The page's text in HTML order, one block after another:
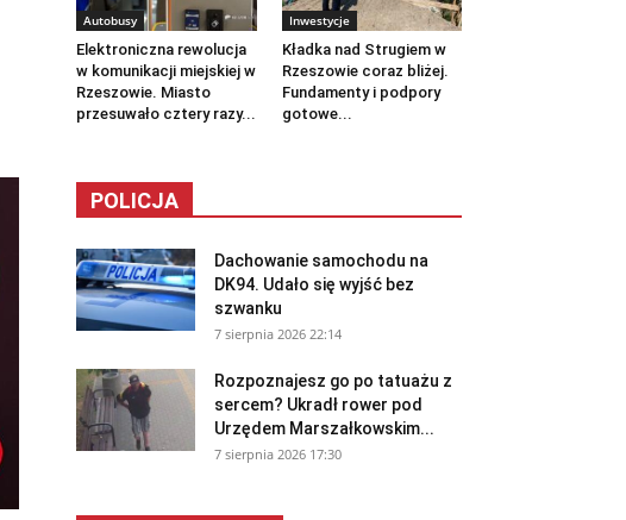
Autobusy
Elektroniczna rewolucja
w komunikacji miejskiej w
Rzeszowie. Miasto
przesuwało cztery razy...
Inwestycje
Kładka nad Strugiem w
Rzeszowie coraz bliżej.
Fundamenty i podpory
gotowe...
POLICJA
Dachowanie samochodu na
DK94. Udało się wyjść bez
szwanku
7 sierpnia 2026 22:14
Rozpoznajesz go po tatuażu z
sercem? Ukradł rower pod
Urzędem Marszałkowskim...
7 sierpnia 2026 17:30